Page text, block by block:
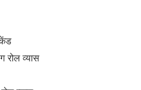
रोल व्यास